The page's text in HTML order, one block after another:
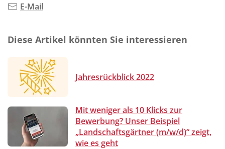
E-Mail
Diese Artikel könnten Sie interessieren
Jahresrückblick 2022
Mit weniger als 10 Klicks zur
Bewerbung? Unser Beispiel
„Landschaftsgärtner (m/w/d)“ zeigt,
wie es geht